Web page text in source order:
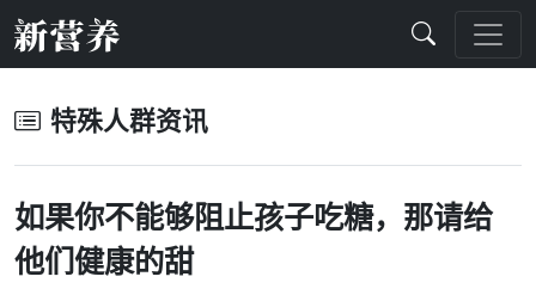
特殊人群资讯
如果你不能够阻止孩子吃糖，那请给
他们健康的甜